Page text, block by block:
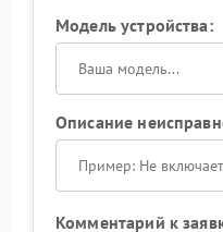
Модель устройства:
Описание
Комментарий к